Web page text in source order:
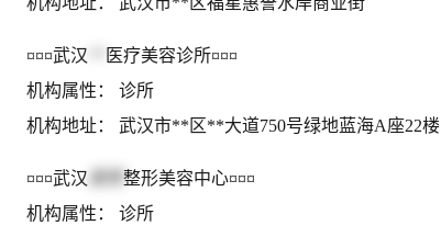
¤¤¤武汉
医疗美容诊所¤¤¤
机构属性： 诊所
机构地址： 武汉市**区**大道750号绿地蓝海A座22楼
¤¤¤武汉
整形美容中心¤¤¤
机构属性： 诊所